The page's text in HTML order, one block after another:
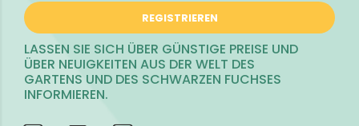
REGISTRIEREN
LASSEN SIE SICH ÜBER GÜNSTIGE PREISE UND
ÜBER NEUIGKEITEN AUS DER WELT DES
GARTENS UND DES SCHWARZEN FUCHSES
INFORMIEREN.